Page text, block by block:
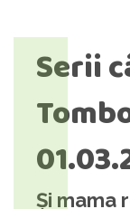
Serii
Și mama